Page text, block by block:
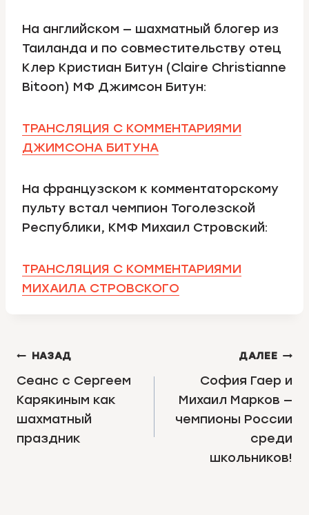
На английском — шахматный блогер из
Таиланда и по совместительству отец
Клер Кристиан Битун (Claire Christianne
Bitoon) МФ Джимсон Битун:
ТРАНСЛЯЦИЯ С КОММЕНТАРИЯМИ
ДЖИМСОНА БИТУНА
На французском к комментаторскому
пульту встал чемпион Тоголезской
Республики, КМФ Михаил Стровский:
ТРАНСЛЯЦИЯ С КОММЕНТАРИЯМИ
МИХАИЛА СТРОВСКОГО
НАВИГАЦИЯ
ПО
ЗАПИСЯМ
НАЗАД
Сеанс с Сергеем
Карякиным как
шахматный
праздник
ДАЛЕЕ
София Гаер и
Михаил Марков —
чемпионы России
среди
школьников!